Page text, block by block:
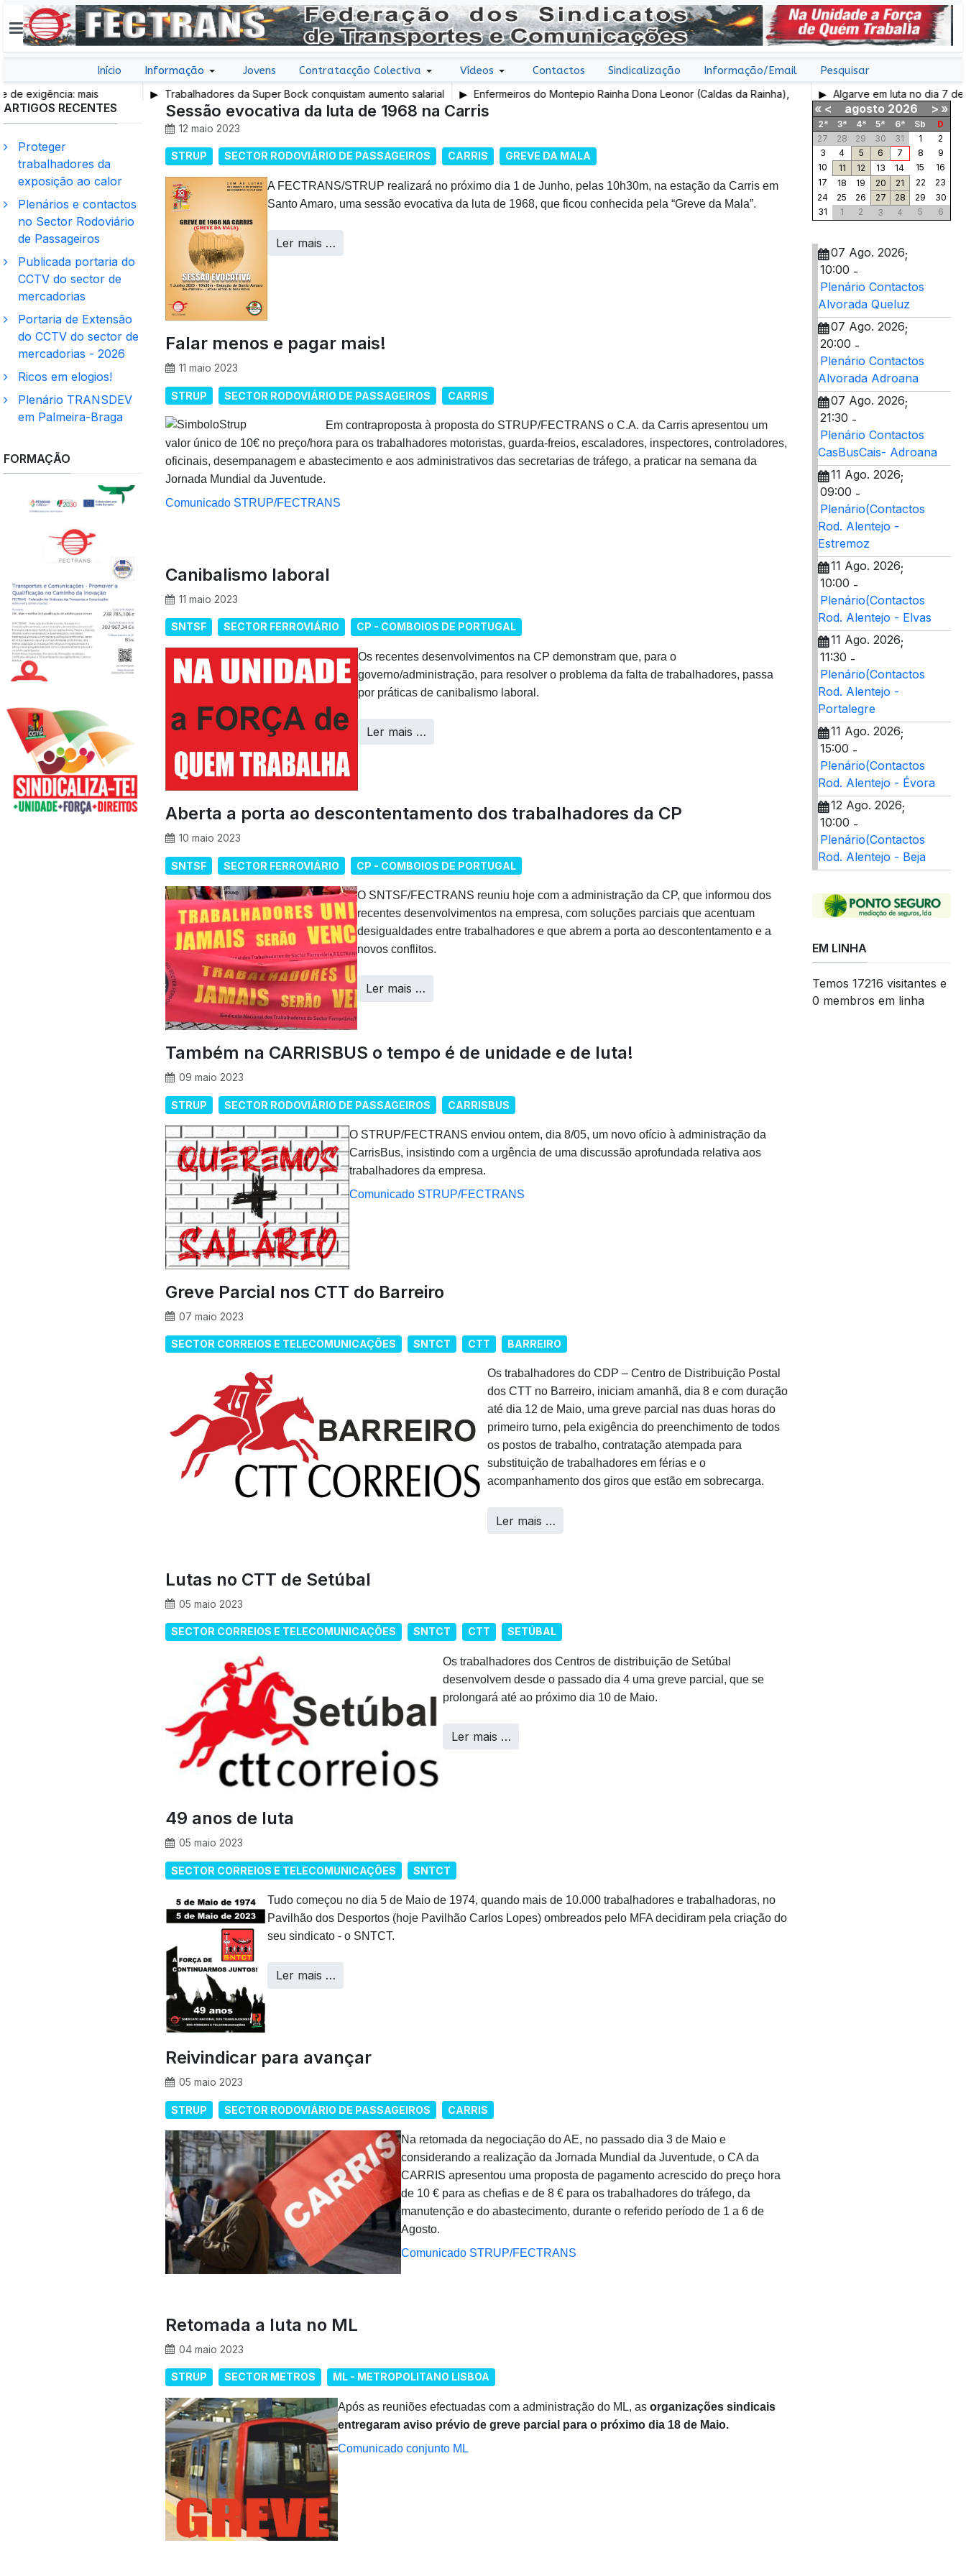
Início Informação Jovens Contratacção Colectiva Vídeos Contactos Sindicalização Informação/Email Pesquisar
mais
SNS
Trabalhadores da Super Bock conquistam aumento salarial
Enfermeiros do Montepio Rainha Dona Leonor (Caldas da Rainha),
em Greve
Algarve em luta no dia 7 de Agosto
Sessão evocativa da luta de 1968 na Carris
12 maio 2023
STRUP SECTOR RODOVIÁRIO DE PASSAGEIROS CARRIS GREVE DA MALA
A FECTRANS/STRUP realizará no próximo dia 1 de Junho, pelas 10h30m, na estação da Carris em
Santo Amaro, uma sessão evocativa da luta de 1968, que ficou conhecida pela “Greve da Mala”.
Ler mais …
Falar menos e pagar mais!
11 maio 2023
STRUP SECTOR RODOVIÁRIO DE PASSAGEIROS CARRIS
Em contraproposta à proposta do STRUP/FECTRANS o C.A. da Carris apresentou um
valor único de 10€ no preço/hora para os trabalhadores motoristas, guarda-freios, escaladores, inspectores, controladores,
oficinais, desempanagem e abastecimento e aos administrativos das secretarias de tráfego, a praticar na semana da
Jornada Mundial da Juventude.
Comunicado STRUP/FECTRANS
Canibalismo laboral
11 maio 2023
SNTSF SECTOR FERROVIÁRIO CP - COMBOIOS DE PORTUGAL
Os recentes desenvolvimentos na CP demonstram que, para o
governo/administração, para resolver o problema da falta de trabalhadores, passa
por práticas de canibalismo laboral.
Ler mais …
Aberta a porta ao descontentamento dos trabalhadores da CP
10 maio 2023
SNTSF SECTOR FERROVIÁRIO CP - COMBOIOS DE PORTUGAL
O SNTSF/FECTRANS reuniu hoje com a administração da CP, que informou dos
recentes desenvolvimentos na empresa, com soluções parciais que acentuam
desigualdades entre trabalhadores e que abrem a porta ao descontentamento e a
novos conflitos.
Ler mais …
Também na CARRISBUS o tempo é de unidade e de luta!
09 maio 2023
STRUP SECTOR RODOVIÁRIO DE PASSAGEIROS CARRISBUS
O STRUP/FECTRANS enviou ontem, dia 8/05, um novo ofício à administração da
CarrisBus, insistindo com a urgência de uma discussão aprofundada relativa aos
trabalhadores da empresa.
Comunicado STRUP/FECTRANS
Greve Parcial nos CTT do Barreiro
07 maio 2023
SECTOR CORREIOS E TELECOMUNICAÇÕES SNTCT CTT BARREIRO
Os trabalhadores do CDP – Centro de Distribuição Postal
dos CTT no Barreiro, iniciam amanhã, dia 8 e com duração
até dia 12 de Maio, uma greve parcial nas duas horas do
primeiro turno, pela exigência do preenchimento de todos
os postos de trabalho, contratação atempada para
substituição de trabalhadores em férias e o
acompanhamento dos giros que estão em sobrecarga.
Ler mais …
Lutas no CTT de Setúbal
05 maio 2023
SECTOR CORREIOS E TELECOMUNICAÇÕES SNTCT CTT SETÚBAL
Os trabalhadores dos Centros de distribuição de Setúbal
desenvolvem desde o passado dia 4 uma greve parcial, que se
prolongará até ao próximo dia 10 de Maio.
Ler mais …
49 anos de luta
05 maio 2023
SECTOR CORREIOS E TELECOMUNICAÇÕES SNTCT
Tudo começou no dia 5 de Maio de 1974, quando mais de 10.000 trabalhadores e trabalhadoras, no
Pavilhão dos Desportos (hoje Pavilhão Carlos Lopes) ombreados pelo MFA decidiram pela criação do
seu sindicato - o SNTCT.
Ler mais …
Reivindicar para avançar
05 maio 2023
STRUP SECTOR RODOVIÁRIO DE PASSAGEIROS CARRIS
Na retomada da negociação do AE, no passado dia 3 de Maio e
considerando a realização da Jornada Mundial da Juventude, o CA da
CARRIS apresentou uma proposta de pagamento acrescido do preço hora
de 10 € para as chefias e de 8 € para os trabalhadores do tráfego, da
manutenção e do abastecimento, durante o referido período de 1 a 6 de
Agosto.
Comunicado STRUP/FECTRANS
Retomada a luta no ML
04 maio 2023
STRUP SECTOR METROS ML - METROPOLITANO LISBOA
Após as reuniões efectuadas com a administração do ML, as organizações sindicais
entregaram aviso prévio de greve parcial para o próximo dia 18 de Maio.
Comunicado conjunto ML
ARTIGOS RECENTES
Proteger
trabalhadores da
exposição ao calor
Plenários e contactos
no Sector Rodoviário
de Passageiros
Publicada portaria do
CCTV do sector de
mercadorias
Portaria de Extensão
do CCTV do sector de
mercadorias - 2026
Ricos em elogios!
Plenário TRANSDEV
em Palmeira-Braga
FORMAÇÃO
« < agosto 2026 > »
2ª 3ª 4ª 5ª 6ª Sb
D
27
28 29 30 31 1
2
3
4 5 6 7 8
9
10
11 12 13 14 15
16
17
18 19 20 21 22
23
24
25 26 27 28 29
30
31
1 2 3 4 5 6
07 Ago. 2026;
10:00 -
Plenário Contactos
Alvorada Queluz
07 Ago. 2026;
20:00 -
Plenário Contactos
Alvorada Adroana
07 Ago. 2026;
21:30 -
Plenário Contactos
CasBusCais- Adroana
11 Ago. 2026;
09:00 -
Plenário(Contactos
Rod. Alentejo -
Estremoz
11 Ago. 2026;
10:00 -
Plenário(Contactos
Rod. Alentejo - Elvas
11 Ago. 2026;
11:30 -
Plenário(Contactos
Rod. Alentejo -
Portalegre
11 Ago. 2026;
15:00 -
Plenário(Contactos
Rod. Alentejo - Évora
12 Ago. 2026;
10:00 -
Plenário(Contactos
Rod. Alentejo - Beja
EM LINHA
Temos 17216 visitantes e
0 membros em linha